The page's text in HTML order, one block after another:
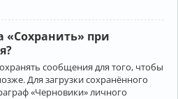
«Сохранить» при
сообщения для того, чтобы
Для загрузки сохранённого
«Черновики» личного